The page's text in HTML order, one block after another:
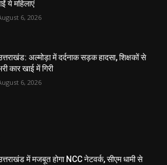
ये महिलाएं
6, 2026
अल्मोड़ा में दर्दनाक सड़क हादसा, शिक्षकों से
कार खाई में गिरी
6, 2026
में मजबूत होगा NCC नेटवर्क, सीएम धामी से